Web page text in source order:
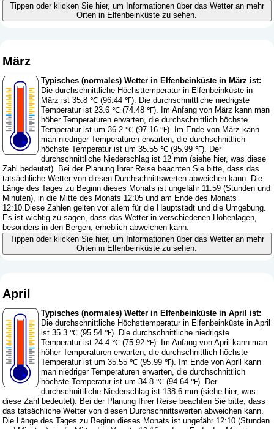
Tippen oder klicken Sie hier, um Informationen über das Wetter an mehr
Orten in Elfenbeinküste zu sehen.
März
Typisches (normales) Wetter in Elfenbeinküste in März ist:
Die durchschnittliche Höchsttemperatur in Elfenbeinküste in
März ist 35.8 ℃ (96.44 ℉). Die durchschnittliche niedrigste
Temperatur ist 23.6 ℃ (74.48 ℉). Im Anfang von März kann man
höher Temperaturen erwarten, die durchschnittlich höchste
Temperatur ist um 36.2 ℃ (97.16 ℉). Im Ende von März kann
man niedriger Temperaturen erwarten, die durchschnittlich
höchste Temperatur ist um 35.55 ℃ (95.99 ℉). Der
durchschnittliche Niederschlag ist 12 mm (siehe hier, was diese
Zahl bedeutet). Bei der Planung Ihrer Reise beachten Sie bitte, dass das
tatsächliche Wetter von diesen Durchschnittswerten abweichen kann. Die
Länge des Tages zu Beginn dieses Monats ist ungefähr 11:59 (Stunden und
Minuten), in die Mitte des Monats 12:05 und am Ende des Monats
12:10.Diese Zahlen gelten vor allem für die Hauptstadt und die Umgebung.
Es ist wichtig zu sagen, dass das Wetter in verschiedenen Höhenlagen,
besonders in den Bergen, erheblich abweichen kann.
Tippen oder klicken Sie hier, um Informationen über das Wetter an mehr
Orten in Elfenbeinküste zu sehen.
April
Typisches (normales) Wetter in Elfenbeinküste in April ist:
Die durchschnittliche Höchsttemperatur in Elfenbeinküste in April
ist 35.3 ℃ (95.54 ℉). Die durchschnittliche niedrigste
Temperatur ist 24.4 ℃ (75.92 ℉). Im Anfang von April kann man
höher Temperaturen erwarten, die durchschnittlich höchste
Temperatur ist um 35.55 ℃ (95.99 ℉). Im Ende von April kann
man niedriger Temperaturen erwarten, die durchschnittlich
höchste Temperatur ist um 34.8 ℃ (94.64 ℉). Der
durchschnittliche Niederschlag ist 138.6 mm (siehe hier, was
diese Zahl bedeutet). Bei der Planung Ihrer Reise beachten Sie bitte, dass
das tatsächliche Wetter von diesen Durchschnittswerten abweichen kann.
Die Länge des Tages zu Beginn dieses Monats ist ungefähr 12:10 (Stunden